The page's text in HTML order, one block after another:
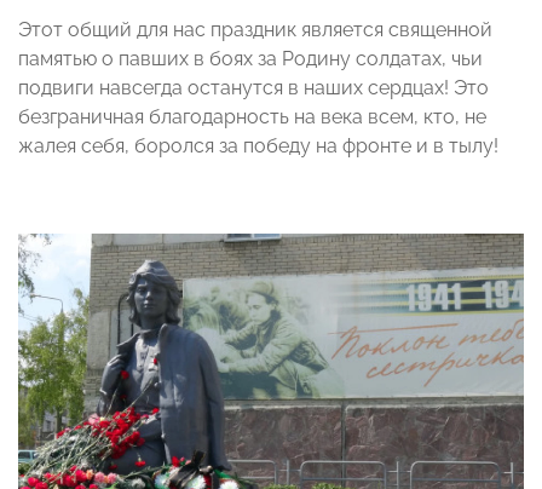
Этот общий для нас праздник является священной
памятью о павших в боях за Родину солдатах, чьи
подвиги навсегда останутся в наших сердцах! Это
безграничная благодарность на века всем, кто, не
жалея себя, боролся за победу на фронте и в тылу!